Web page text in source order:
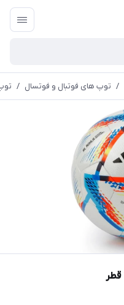
/ توپ های فوتبال و فوتسال / توپ